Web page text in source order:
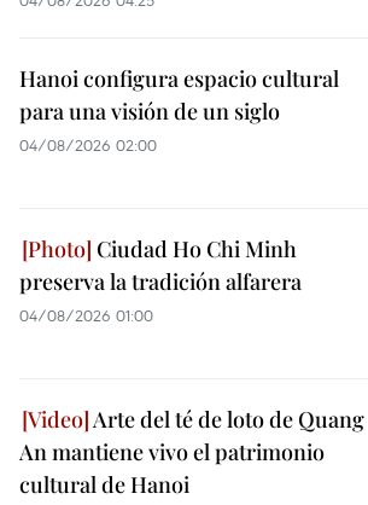
Hanoi configura espacio cultural
para una visión de un siglo
04/08/2026 02:00
Ciudad Ho Chi Minh
preserva la tradición alfarera
04/08/2026 01:00
Arte del té de loto de Quang
An mantiene vivo el patrimonio
cultural de Hanoi